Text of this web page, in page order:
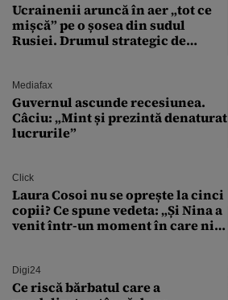
Ucrainenii aruncă în aer „tot ce
mișcă” pe o șosea din sudul
Rusiei. Drumul strategic de
Mediafax
Guvernul ascunde recesiunea.
Câciu: „Mint și prezintă denaturat
lucrurile”
Click
Laura Cosoi nu se oprește la cinci
copii? Ce spune vedeta: „Și Nina a
venit într-un moment în care nici
Digi24
Ce riscă bărbatul care a